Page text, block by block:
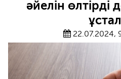
әйелін өлтірді
22.07.2024,